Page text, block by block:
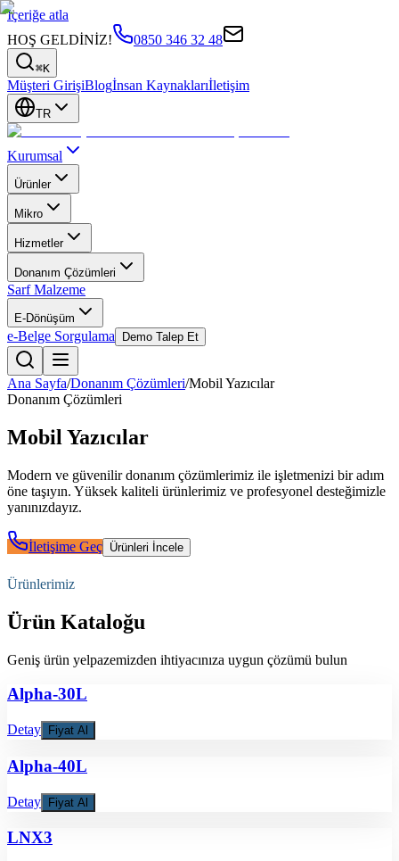
İçeriğe atla
HOŞ GELDİNİZ!
0850 346 32 48
⌘K
Müşteri GirişiBlogİnsan Kaynaklarıİletişim
TR
Kurumsal
Ürünler
Mikro
Hizmetler
Donanım Çözümleri
Sarf Malzeme
E-Dönüşüm
e-Belge Sorgulama Demo Talep Et
Ana Sayfa/Donanım Çözümleri/Mobil Yazıcılar
Donanım Çözümleri
Mobil Yazıcılar
Modern ve güvenilir donanım çözümlerimiz ile işletmenizi bir adım
öne taşıyın. Yüksek kaliteli ürünlerimiz ve profesyonel desteğimizle
yanınızdayız.
İletişime Geç Ürünleri İncele
Ürünlerimiz
Ürün Kataloğu
Geniş ürün yelpazemizden ihtiyacınıza uygun çözümü bulun
Alpha-30L
Detay Fiyat Al
Alpha-40L
Detay Fiyat Al
LNX3